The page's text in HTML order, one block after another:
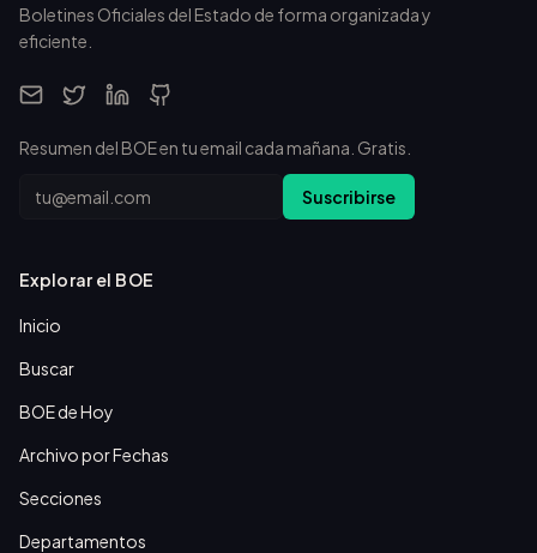
Boletines Oficiales del Estado de forma organizada y
eficiente.
Resumen del BOE en tu email cada mañana. Gratis.
Email Suscribirse
Explorar el BOE
Inicio
Buscar
BOE de Hoy
Archivo por Fechas
Secciones
Departamentos